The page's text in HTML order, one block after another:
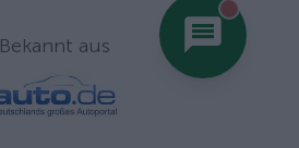
You
Bekannt aus